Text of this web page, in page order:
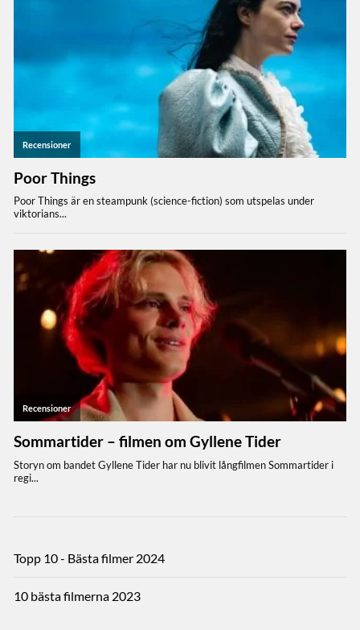
Topp 10 - Bästa filmer 2024
10 bästa filmerna 2023